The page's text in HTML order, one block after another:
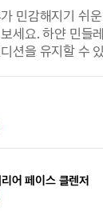
민감해지기 쉬
세요. 하얀 민들
션을 유지할 수
어 페이스 클렌저